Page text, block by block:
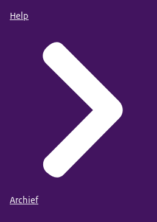
Help
Archief